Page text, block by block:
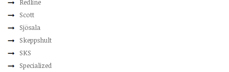
Redline
Scott
Sjösala
Skeppshult
SKS
Specialized